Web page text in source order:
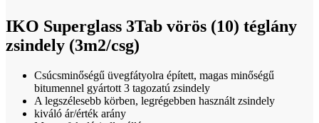
IKO Superglass 3Tab vörös (10) téglány
zsindely (3m2/csg)
Csúcsminőségű üvegfátyolra épített, magas minőségű
bitumennel gyártott 3 tagozatú zsindely
A legszélesebb körben, legrégebben használt zsindely
kiváló ár/érték arány